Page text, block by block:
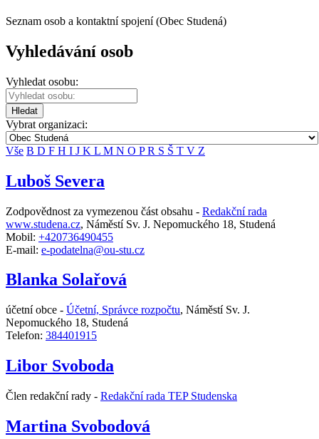
Seznam osob a kontaktní spojení (Obec Studená)
Vyhledávání osob
Vyhledat osobu:
Hledat
Vybrat organizaci:
Vše B D F H I J K L M N O PR S Š T V Z
Luboš Severa
Zodpovědnost za vymezenou část obsahu - Redakční rada
www.studena.cz, Náměstí Sv. J. Nepomuckého 18, Studená
Mobil: +420736490455
E-mail: e-podatelna@ou-stu.cz
Blanka Solařová
účetní obce - Účetní, Správce rozpočtu, Náměstí Sv. J.
Nepomuckého 18, Studená
Telefon: 384401915
Libor Svoboda
Člen redakční rady - Redakční rada TEP Studenska
Martina Svobodová